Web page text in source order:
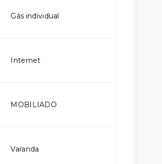
Gás individual
Internet
MOBILIADO
Varanda